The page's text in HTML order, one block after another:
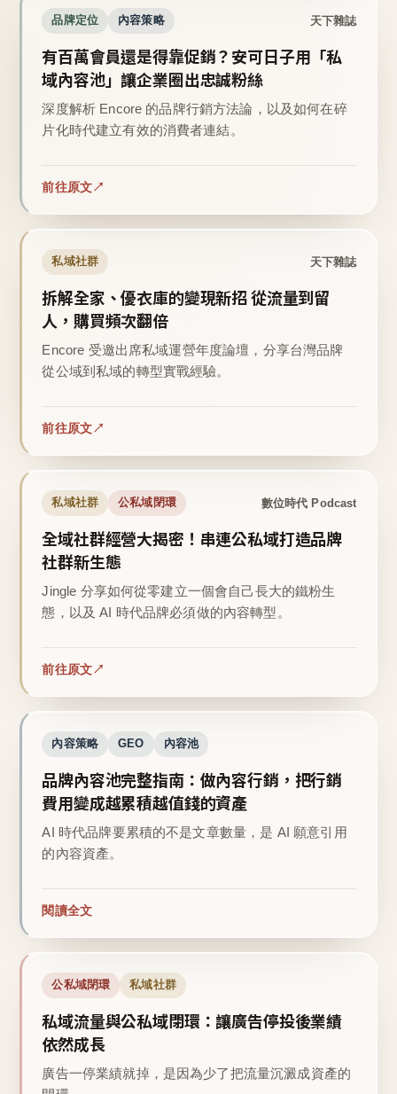
品牌定位 內容策略 天下雜誌
有百萬會員還是得靠促銷？安可日子用「私
域內容池」讓企業圈出忠誠粉絲
深度解析 Encore 的品牌行銷方法論，以及如何在碎
片化時代建立有效的消費者連結。
前往原文
私域社群 天下雜誌
拆解全家、優衣庫的變現新招 從流量到留
人，購買頻次翻倍
Encore 受邀出席私域運營年度論壇，分享台灣品牌
從公域到私域的轉型實戰經驗。
前往原文
私域社群 公私域閉環 數位時代 Podcast
全域社群經營大揭密！串連公私域打造品牌
社群新生態
Jingle 分享如何從零建立一個會自己長大的鐵粉生
態，以及 AI 時代品牌必須做的內容轉型。
前往原文
內容策略 GEO 內容池
品牌內容池完整指南：做內容行銷，把行銷
費用變成越累積越值錢的資產
AI 時代品牌要累積的不是文章數量，是 AI 願意引用
的內容資產。
閱讀全文
公私域閉環 私域社群
私域流量與公私域閉環：讓廣告停投後業績
依然成長
廣告一停業績就掉，是因為少了把流量沉澱成資產的